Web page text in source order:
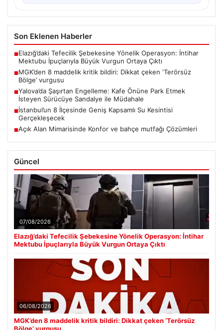
Son Eklenen Haberler
■Elazığ’daki Tefecilik Şebekesine Yönelik Operasyon: İntihar
Mektubu İpuçlarıyla Büyük Vurgun Ortaya Çıktı
■MGK’den 8 maddelik kritik bildiri: Dikkat çeken ‘Terörsüz
Bölge’ vurgusu
■Yalova’da Şaşırtan Engelleme: Kafe Önüne Park Etmek
İsteyen Sürücüye Sandalye ile Müdahale
■İstanbul’un 8 İlçesinde Geniş Kapsamlı Su Kesintisi
Gerçekleşecek
■Açık Alan Mimarisinde Konfor ve bahçe mutfağı Çözümleri
Güncel
07/08/2026
Elazığ’daki Tefecilik Şebekesine Yönelik Operasyon: İntihar
Mektubu İpuçlarıyla Büyük Vurgun Ortaya Çıktı
06/08/2026
MGK’den 8 maddelik kritik bildiri: Dikkat çeken ‘Terörsüz
Bölge’ vurgusu